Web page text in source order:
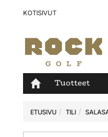
KOTISIVUT
Tuotteet
ETUSIVU TILI